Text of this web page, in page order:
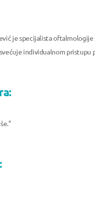
je specijalista
individualnom